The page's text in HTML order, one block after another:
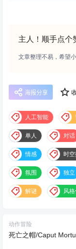
主人！顺手点个
文章整理不易，希望
海报分享
人工智能
单人 对话
情感 时
氛围 独立
解谜 风
动作冒险
死亡之帽/Caput